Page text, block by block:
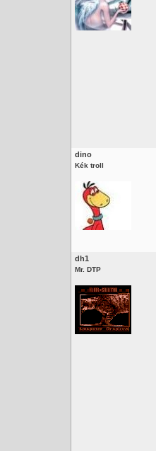
dino
Kék troll
dh1
Mr. DTP